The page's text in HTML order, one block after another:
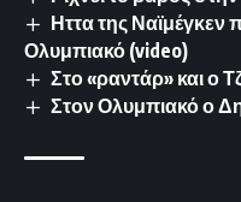
Ηττα της Ναϊμέγκεν
Ολυμπιακό (video)
Στο «ραντάρ» και ο
Στον Ολυμπιακό ο